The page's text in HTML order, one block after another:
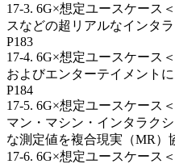
17-3. 6G×想定ユースケース
スなどの超リアルなインタ
P183
17-4. 6G×想定ユースケース
およびエンターテイメント
P184
17-5. 6G×想定ユースケース
マン・マシン・インタラク
な測定値を複合現実（MR）
17-6. 6G×想定ユースケース